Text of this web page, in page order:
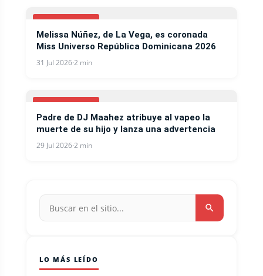
ESPECTACULOS
Melissa Núñez, de La Vega, es coronada
Miss Universo República Dominicana 2026
31 Jul 2026·2 min
ESPECTACULOS
Padre de DJ Maahez atribuye al vapeo la
muerte de su hijo y lanza una advertencia
29 Jul 2026·2 min
LO MÁS LEÍDO